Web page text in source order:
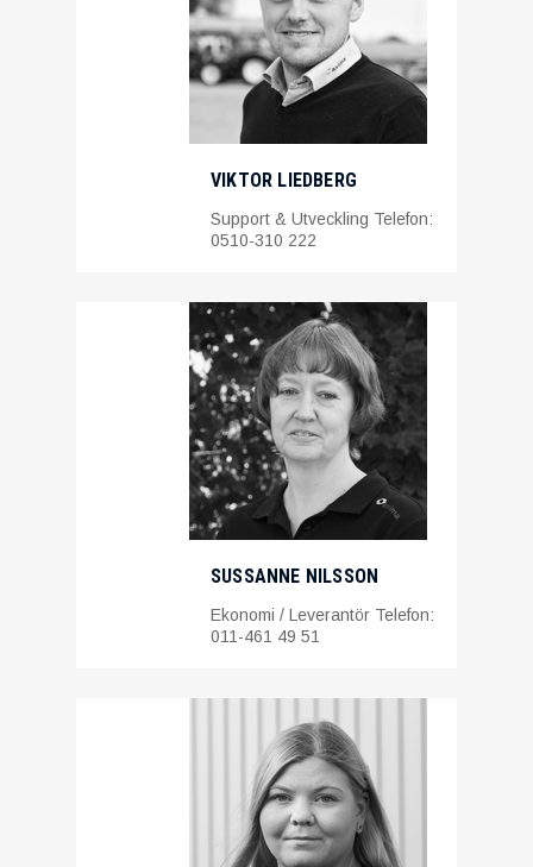
VIKTOR LIEDBERG
Support & Utveckling Telefon:
0510-310 222
SUSSANNE NILSSON
Ekonomi / Leverantör Telefon:
011-461 49 51